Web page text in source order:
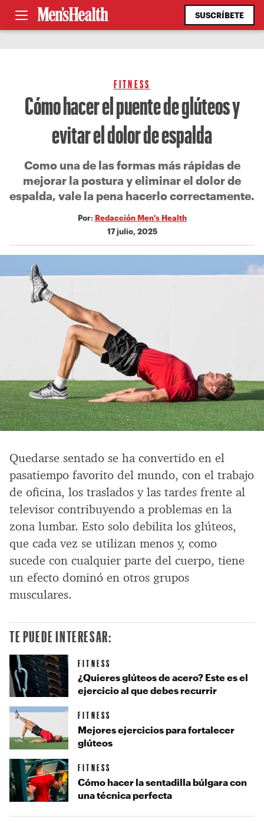
SUSCRÍBETE
FITNESS
Cómo hacer el puente de glúteos y
evitar el dolor de espalda
Como una de las formas más rápidas de
mejorar la postura y eliminar el dolor de
espalda, vale la pena hacerlo correctamente.
Por: Redacción Men's Health
17 julio, 2025
Quedarse sentado se ha convertido en el
pasatiempo favorito del mundo, con el trabajo
de oficina, los traslados y las tardes frente al
televisor contribuyendo a problemas en la
zona lumbar. Esto solo debilita los glúteos,
que cada vez se utilizan menos y, como
sucede con cualquier parte del cuerpo, tiene
un efecto dominó en otros grupos
musculares.
TE PUEDE INTERESAR:
FITNESS
¿Quieres glúteos de acero? Este es el
ejercicio al que debes recurrir
FITNESS
Mejores ejercicios para fortalecer
glúteos
FITNESS
Cómo hacer la sentadilla búlgara con
una técnica perfecta